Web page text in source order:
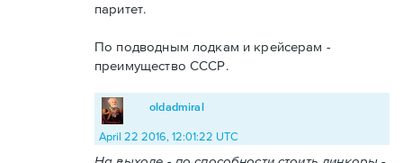
паритет.
По подводным лодкам и крейсерам -
преимущество СССР.
oldadmiral
April 22 2016, 12:01:22 UTC